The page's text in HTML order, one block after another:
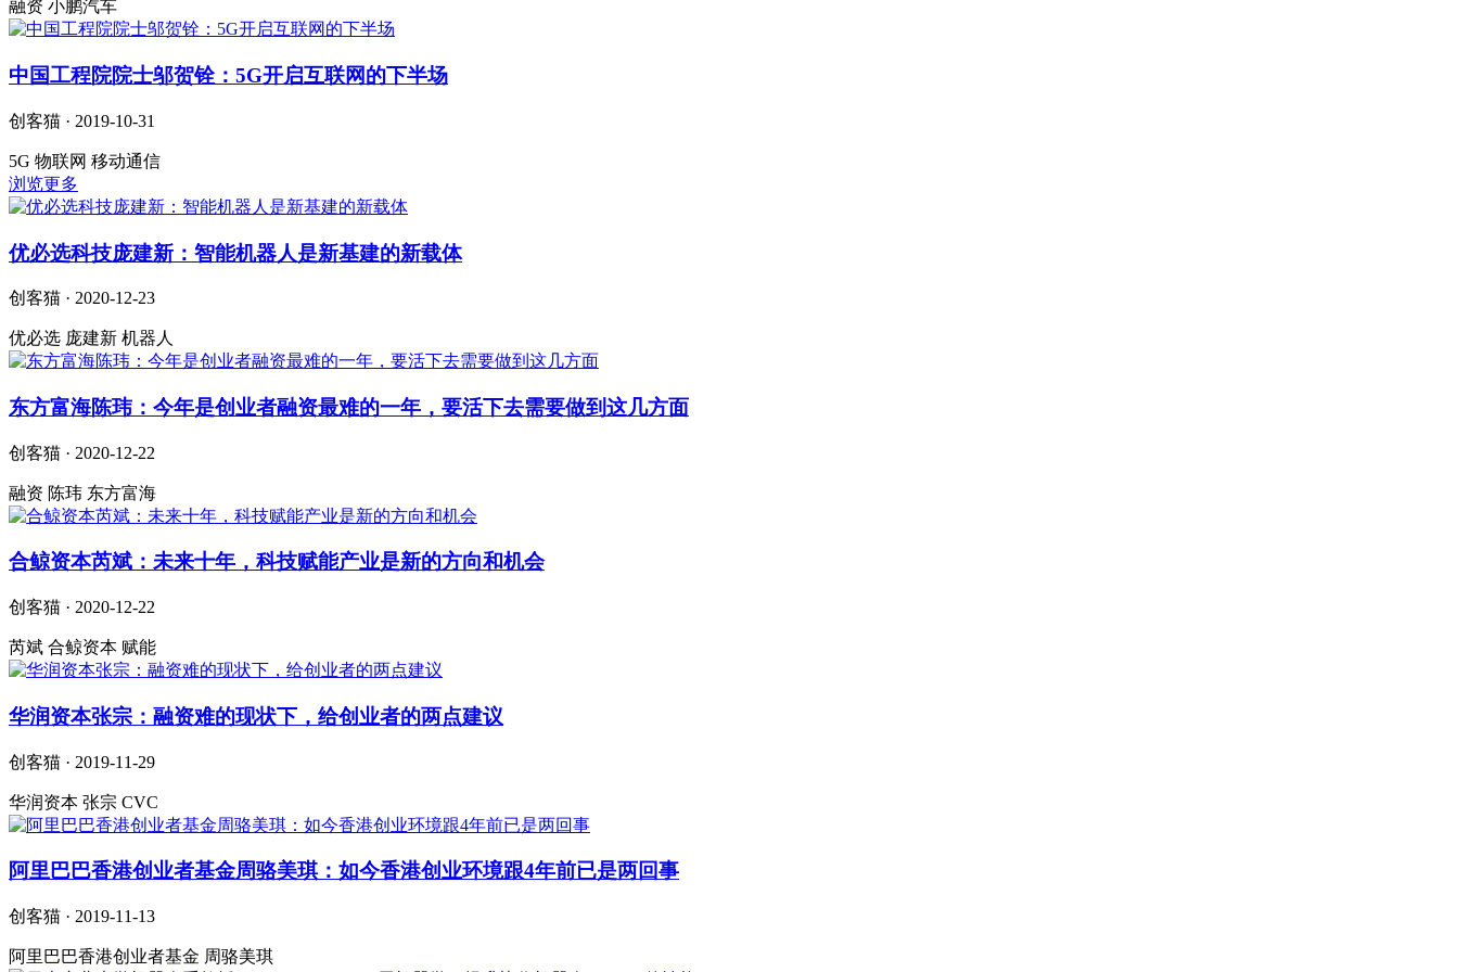
融资 小鹏汽车
中国工程院院士邬贺铨：5G开启互联网的下半场
创客猫 · 2019-10-31
5G 物联网 移动通信
浏览更多
优必选科技庞建新：智能机器人是新基建的新载体
创客猫 · 2020-12-23
优必选 庞建新 机器人
东方富海陈玮：今年是创业者融资最难的一年，要活下去需要做到这几方面
创客猫 · 2020-12-22
融资 陈玮 东方富海
合鲸资本芮斌：未来十年，科技赋能产业是新的方向和机会
创客猫 · 2020-12-22
芮斌 合鲸资本 赋能
华润资本张宗：融资难的现状下，给创业者的两点建议
创客猫 · 2019-11-29
华润资本 张宗 CVC
阿里巴巴香港创业者基金周骆美琪：如今香港创业环境跟4年前已是两回事
创客猫 · 2019-11-13
阿里巴巴香港创业者基金 周骆美琪